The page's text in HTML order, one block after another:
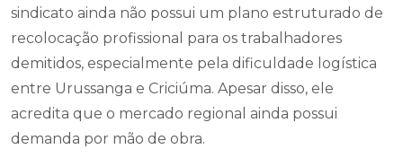
sindicato ainda não possui um plano estruturado de
recolocação profissional para os trabalhadores
demitidos, especialmente pela dificuldade logística
entre Urussanga e Criciúma. Apesar disso, ele
acredita que o mercado regional ainda possui
demanda por mão de obra.